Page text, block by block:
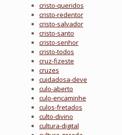
cristo-queridos
cristo-redentor
cristo-salvador
cristo-santo
cristo-senhor
cristo-todos
cruz-fizeste
cruzes
cuidadosa-deve
culo-aberto
culo-encaminhe
culos-fretados
culto-divino
cultura-digital